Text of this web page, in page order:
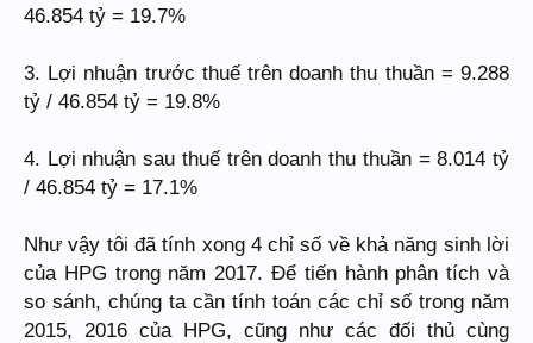
46.854 tỷ = 19.7%
3. Lợi nhuận trước thuế trên doanh thu thuần = 9.288
tỷ / 46.854 tỷ = 19.8%
4. Lợi nhuận sau thuế trên doanh thu thuần = 8.014 tỷ
/ 46.854 tỷ = 17.1%
Như vậy tôi đã tính xong 4 chỉ số về khả năng sinh lời
của HPG trong năm 2017. Để tiến hành phân tích và
so sánh, chúng ta cần tính toán các chỉ số trong năm
2015, 2016 của HPG, cũng như các đối thủ cùng